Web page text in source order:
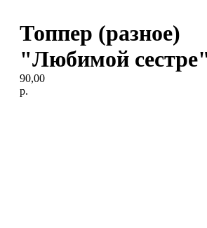
Топпер (разное)
"Любимой
90,00
р.